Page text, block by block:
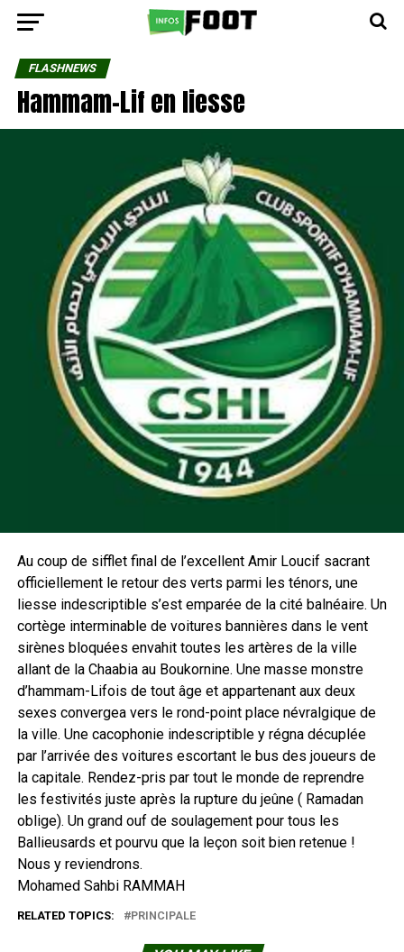
FLASHNEWS
Hammam-Lif en liesse
Au coup de sifflet final de l’excellent Amir Loucif sacrant
officiellement le retour des verts parmi les ténors, une
liesse indescriptible s’est emparée de la cité balnéaire. Un
cortège interminable de voitures bannières dans le vent
sirènes bloquées envahit toutes les artères de la ville
allant de la Chaabia au Boukornine. Une masse monstre
d’hammam-Lifois de tout âge et appartenant aux deux
sexes convergea vers le rond-point place névralgique de
la ville. Une cacophonie indescriptible y régna décuplée
par l’arrivée des voitures escortant le bus des joueurs de
la capitale. Rendez-pris par tout le monde de reprendre
les festivités juste après la rupture du jeûne ( Ramadan
oblige). Un grand ouf de soulagement pour tous les
Ballieusards et pourvu que la leçon soit bien retenue !
Nous y reviendrons.
Mohamed Sahbi RAMMAH
RELATED TOPICS: PRINCIPALE